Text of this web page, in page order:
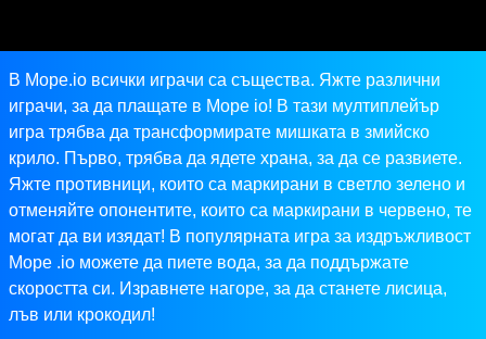
В Mope.io всички играчи са същества. Яжте различни
играчи, за да плащате в Mope io! В тази мултиплейър
игра трябва да трансформирате мишката в змийско
крило. Първо, трябва да ядете храна, за да се развиете.
Яжте противници, които са маркирани в светло зелено и
отменяйте опонентите, които са маркирани в червено, те
могат да ви изядат! В популярната игра за издръжливост
Mope .io можете да пиете вода, за да поддържате
скоростта си. Изравнете нагоре, за да станете лисица,
лъв или крокодил!